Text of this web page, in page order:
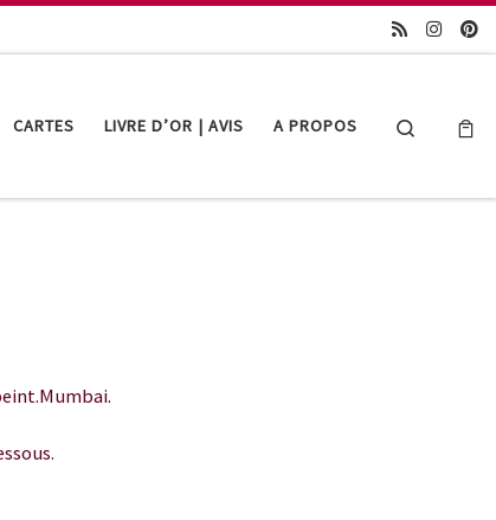
CARTES LIVRE D’OR | AVIS A PROPOS Search